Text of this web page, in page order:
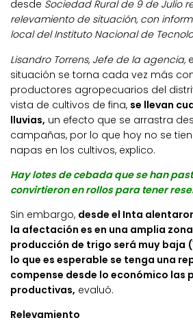
desde Sociedad Rural de 9 de Julio
relevamiento de situación, con
local del Instituto Nacional de
Lisandro Torrens, Jefe de la agencia,
situación se torna cada vez más
productores agropecuarios del
vista de cultivos de fina, se llevan
lluvias, un efecto que se arrastra
campañas, por lo que hoy no se
napas en los cultivos, explico.
Hay lotes de cebada que se han
convirtieron en rollos para tener
Sin embargo, desde el Inta
la afectación es en una amplia
producción de trigo será muy baja
lo que es esperable se tenga una
compense desde lo económico las
productivas, evaluó.
Relevamiento